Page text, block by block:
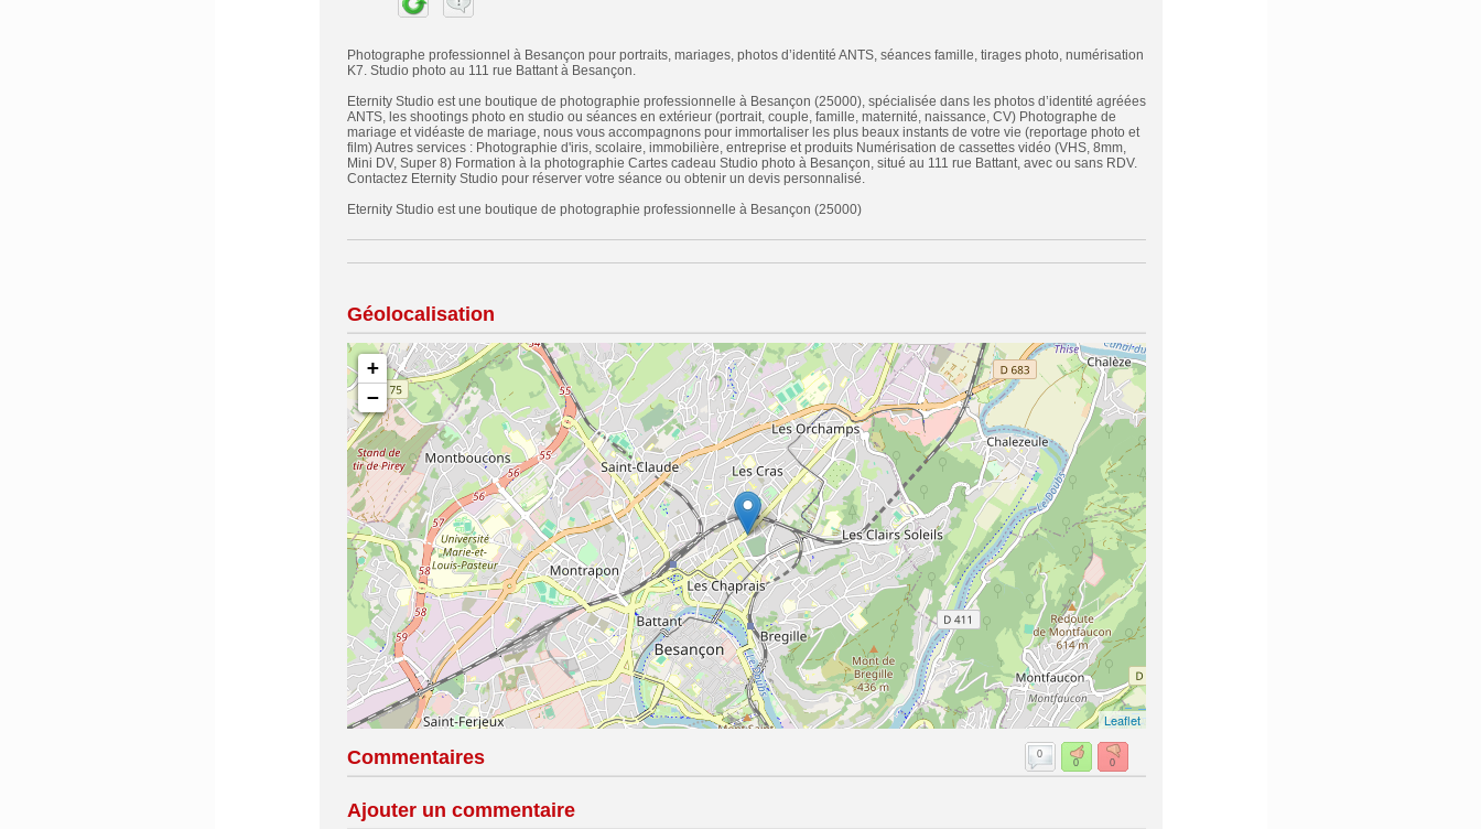
Photographe professionnel à Besançon pour portraits, mariages, photos d’identité ANTS, séances famille, tirages photo, numérisation
K7. Studio photo au 111 rue Battant à Besançon.
Eternity Studio est une boutique de photographie professionnelle à Besançon (25000), spécialisée dans les photos d’identité agréées
ANTS, les shootings photo en studio ou séances en extérieur (portrait, couple, famille, maternité, naissance, CV) Photographe de
mariage et vidéaste de mariage, nous vous accompagnons pour immortaliser les plus beaux instants de votre vie (reportage photo et
film) Autres services : Photographie d'iris, scolaire, immobilière, entreprise et produits Numérisation de cassettes vidéo (VHS, 8mm,
Mini DV, Super 8) Formation à la photographie Cartes cadeau Studio photo à Besançon, situé au 111 rue Battant, avec ou sans RDV.
Contactez Eternity Studio pour réserver votre séance ou obtenir un devis personnalisé.
Eternity Studio est une boutique de photographie professionnelle à Besançon (25000)
Géolocalisation
+
−
Leaflet
Commentaires
0
0
0
Ajouter un commentaire